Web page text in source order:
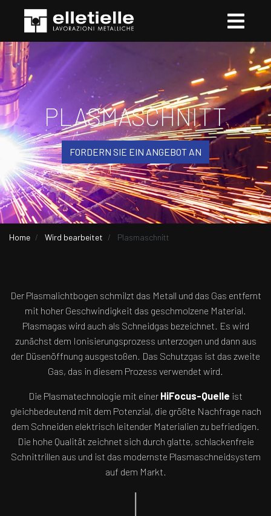
PLASMASCHNITT
FORDERN SIE EIN ANGEBOT AN
Home Wird bearbeitet Plasmaschnitt
Der Plasmalichtbogen schmilzt das Metall und das Gas entfernt
mit hoher Geschwindigkeit das geschmolzene Material.
Plasmagas wird auch als Schneidgas bezeichnet. Es wird
zunächst dem Ionisierungsprozess unterzogen und dann aus
der Düsenöffnung ausgestoßen. Das Schutzgas ist das zweite
Gas, das in diesem Prozess verwendet wird.
Die Plasmatechnologie mit einer HiFocus-Quelle ist
gleichbedeutend mit dem Potenzial, die größte Nachfrage nach
dem Schneiden elektrisch leitender Materialien zu befriedigen.
Die hohe Qualität zeichnet sich durch glatte, schlackenfreie
Schnittrillen aus und ist das modernste Plasmaschneidsystem
auf dem Markt.